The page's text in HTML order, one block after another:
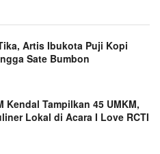
Artis Ibukota Puji Kopi
Sate Bumbon
Kendal Tampilkan 45 UMKM,
Lokal di Acara I Love RCTI